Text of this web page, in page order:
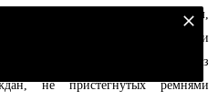
усилят внимание к подросткам,
В рамках акции
работа по выявлению детей без
не пристегнутых ремнями